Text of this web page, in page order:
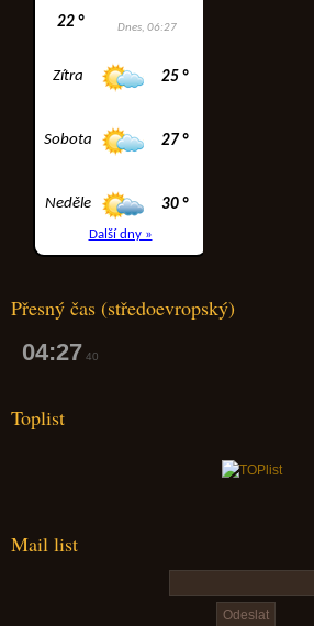
Přesný čas (středoevropský)
04:27 41
Toplist
Mail list